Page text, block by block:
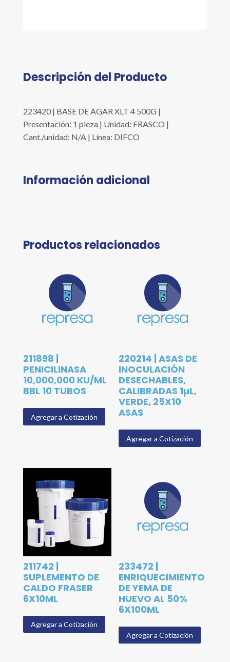
Descripción del Producto
223420 | BASE DE AGAR XLT 4 500G |
Presentación: 1 pieza | Unidad: FRASCO |
Cant./unidad: N/A | Línea: DIFCO
Información adicional
Productos relacionados
211898 |
PENICILINASA
10,000,000 KU/ML
BBL 10 TUBOS
Agregar a Cotización
220214 | ASAS DE
INOCULACIÓN
DESECHABLES,
CALIBRADAS 1µL,
VERDE, 25X10
ASAS
Agregar a Cotización
211742 |
SUPLEMENTO DE
CALDO FRASER
6X10ML
Agregar a Cotización
233472 |
ENRIQUECIMIENTO
DE YEMA DE
HUEVO AL 50%
6X100ML
Agregar a Cotización